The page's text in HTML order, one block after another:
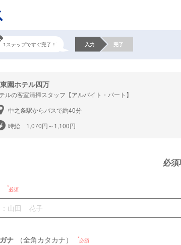
1ステップですぐ完了！ 入力 完了
園ホテル四万
ルの客室清掃スタッフ【アルバイト・パート】
中之条駅からバスで約40分
時給 1,070円～1,100円
必須
必須
ナ （全角カタカナ） 必須